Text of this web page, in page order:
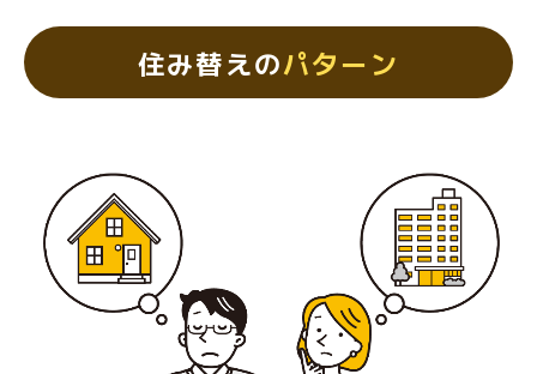
住み替えのパターン